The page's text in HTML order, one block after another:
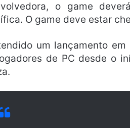
o game
O game deve estar
um lançamento
de PC desde o